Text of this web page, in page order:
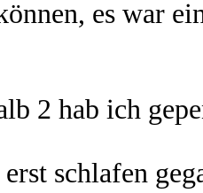
es war
2 hab ich
schlafen